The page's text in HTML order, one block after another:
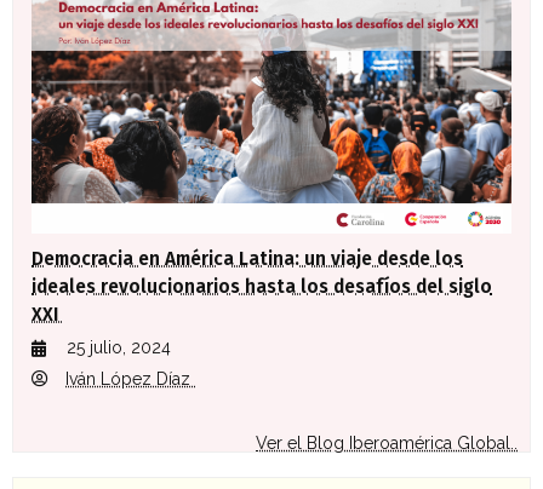
Democracia en América Latina: un viaje desde los
ideales revolucionarios hasta los desafíos del siglo
XXI
25 julio, 2024
Iván López Díaz
Ver el Blog Iberoamérica Global..